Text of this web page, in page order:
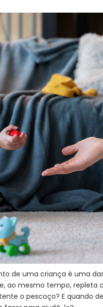
de uma criança é uma
ao mesmo tempo, repleta
o pescoço? E quando